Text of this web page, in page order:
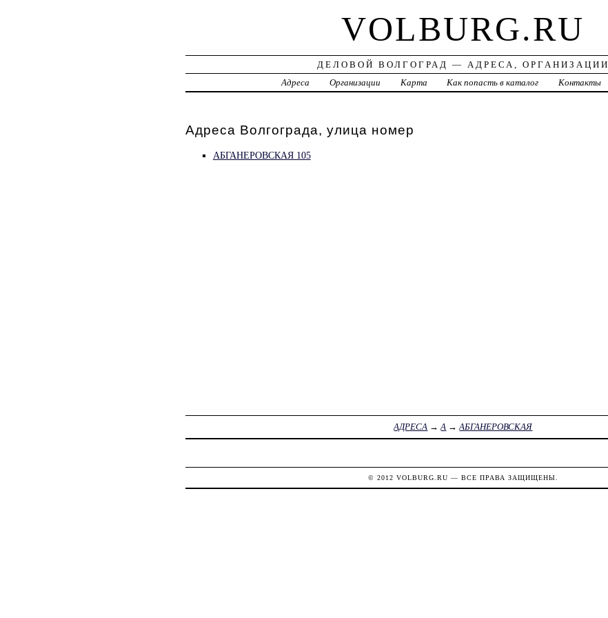
VOLBURG.RU
ДЕЛОВОЙ ВОЛГОГРАД — АДРЕСА, ОРГАНИЗАЦИИ
Адреса
Организации Карта Как попасть в каталог Контакты
Адреса Волгограда, улица номер
АБГАНЕРОВСКАЯ 105
АДРЕСА →А →АБГАНЕРОВСКАЯ
© 2012 VOLBURG.RU — ВСЕ ПРАВА ЗАЩИЩЕНЫ.